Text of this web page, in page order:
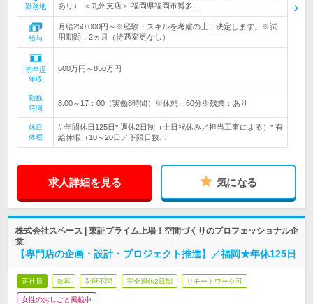
勤務地
あり） ＜九州支店＞ 福岡県福岡市博多…
給与
月給250,000円～※経験・スキルを考慮の上、決定します。※試
用期間：2ヵ月（待遇変更なし）
初年度
年収
600万円～850万円
勤務
時間
8:00～17：00（実働8時間）※休憩：60分※残業：あり
休日
休暇
# 年間休日125日* 週休2日制（土日祝休み／担当工事による）* 有
給休暇（10～20日／下限日数…
求人詳細を見る 気になる
株式会社スペース | 東証プライム上場！空間づくりのプロフェッショナル企
業
【専門店の企画・設計・プロジェクト推進】／福岡★年休125日
正社員 急募 学歴不問 完全週休2日制 リモートワーク可
女性のおしごと掲載中